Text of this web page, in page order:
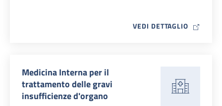
VEDI DETTAGLIO MAP ICON
Medicina Interna per il
trattamento delle gravi
insufficienze d'organo